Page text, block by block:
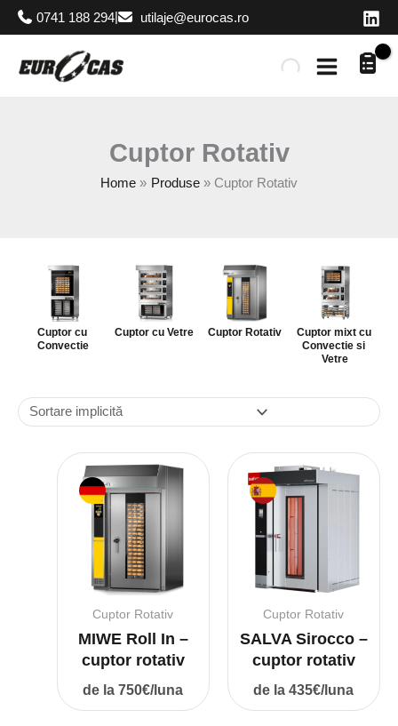
Skip
0741 188 294 utilaje@eurocas.ro
Cuptor Rotativ
Home Produse Cuptor Rotativ
Cuptor cu
Convectie
Cuptor cu Vetre Cuptor Rotativ
Cuptor mixt cu
Convectie si
Vetre
Cuptor Rotativ
MIWE Roll In –
cuptor rotativ
de la 750€/luna
Cuptor Rotativ
SALVA Sirocco –
cuptor rotativ
de la 435€/luna